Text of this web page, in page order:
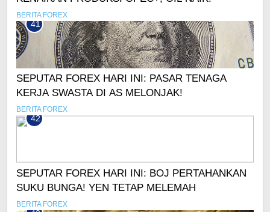
BERITA FOREX
41
SEPUTAR FOREX HARI INI: PASAR TENAGA
KERJA SWASTA DI AS MELONJAK!
BERITA FOREX
42
SEPUTAR FOREX HARI INI: BOJ PERTAHANKAN
SUKU BUNGA! YEN TETAP MELEMAH
BERITA FOREX